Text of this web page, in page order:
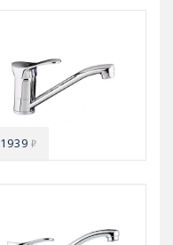
1939₽